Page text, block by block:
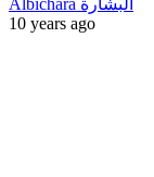
Albichara البشارة
10 years ago